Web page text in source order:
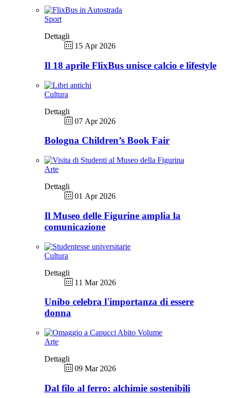
Sport
Dettagli
15 Apr 2026
Il 18 aprile FlixBus unisce calcio e lifestyle
Cultura
Dettagli
07 Apr 2026
Bologna Children’s Book Fair
Arte
Dettagli
01 Apr 2026
Il Museo delle Figurine amplia la
comunicazione
Cultura
Dettagli
11 Mar 2026
Unibo celebra l'importanza di essere
donna
Arte
Dettagli
09 Mar 2026
Dal filo al ferro: alchimie sostenibili